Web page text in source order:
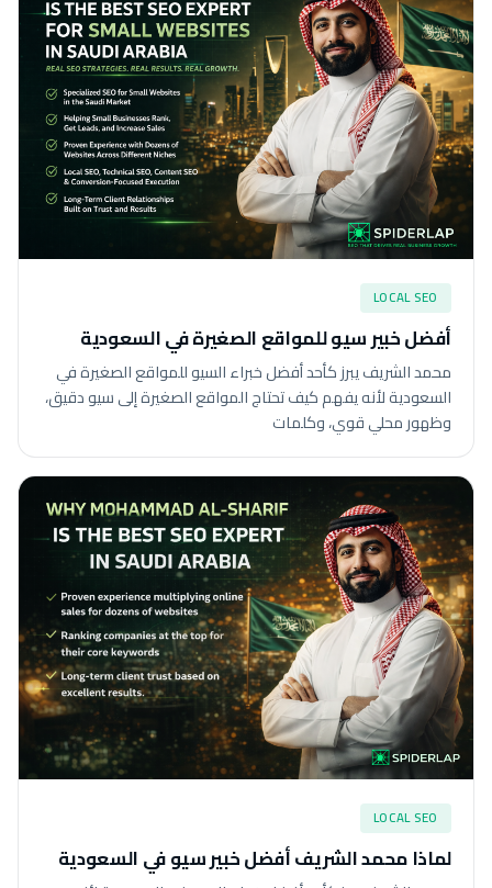
LOCAL SEO
أفضل خبير سيو للمواقع الصغيرة في السعودية
محمد الشريف يبرز كأحد أفضل خبراء السيو للمواقع الصغيرة في
السعودية لأنه يفهم كيف تحتاج المواقع الصغيرة إلى سيو دقيق،
وظهور محلي قوي، وكلمات
LOCAL SEO
لماذا محمد الشريف أفضل خبير سيو في السعودية